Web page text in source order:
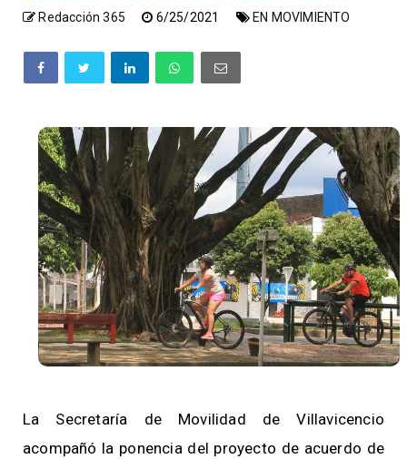
Redacción 365 6/25/2021 EN MOVIMIENTO
La Secretaría de Movilidad de Villavicencio
acompañó la ponencia del proyecto de acuerdo de